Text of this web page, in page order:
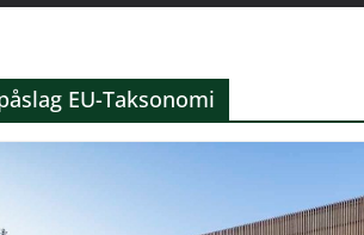
EU-Taksonomi